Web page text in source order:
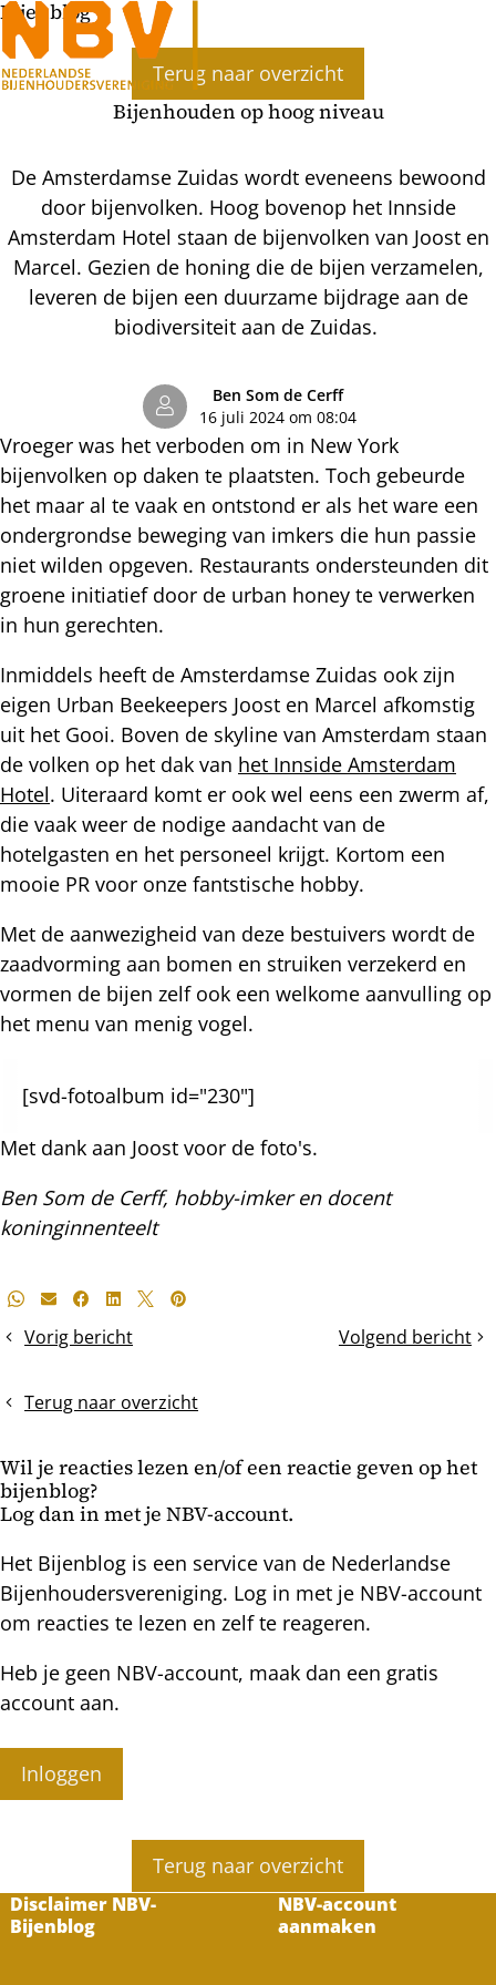
Bijenblog
Terug naar overzicht
Bijenhouden op hoog niveau
De Amsterdamse Zuidas wordt eveneens bewoond
door bijenvolken. Hoog bovenop het Innside
Amsterdam Hotel staan de bijenvolken van Joost en
Marcel. Gezien de honing die de bijen verzamelen,
leveren de bijen een duurzame bijdrage aan de
biodiversiteit aan de Zuidas.
Ben Som de Cerff
16 juli 2024 om 08:04
Vroeger was het verboden om in New York
bijenvolken op daken te plaatsten. Toch gebeurde
het maar al te vaak en ontstond er als het ware een
ondergrondse beweging van imkers die hun passie
niet wilden opgeven. Restaurants ondersteunden dit
groene initiatief door de urban honey te verwerken
in hun gerechten.
Inmiddels heeft de Amsterdamse Zuidas ook zijn
eigen Urban Beekeepers Joost en Marcel afkomstig
uit het Gooi. Boven de skyline van Amsterdam staan
de volken op het dak van het Innside Amsterdam
Hotel. Uiteraard komt er ook wel eens een zwerm af,
die vaak weer de nodige aandacht van de
hotelgasten en het personeel krijgt. Kortom een
mooie PR voor onze fantstische hobby.
Met de aanwezigheid van deze bestuivers wordt de
zaadvorming aan bomen en struiken verzekerd en
vormen de bijen zelf ook een welkome aanvulling op
het menu van menig vogel.
[svd-fotoalbum id="230"]
Met dank aan Joost voor de foto's.
Ben Som de Cerff, hobby-imker en docent
koninginnenteelt
Deel
bericht
Whatsapp
E-mailFacebook
LinkedIn
X Pinterest
Vorig bericht
Inwintering
eigen
Volgend bericht
Varroa
Terug naar overzicht
Wil je reacties lezen en/of een reactie geven op het
bijenblog?
Log dan in met je NBV-account.
Het Bijenblog is een service van de Nederlandse
Bijenhoudersvereniging. Log in met je NBV-account
om reacties te lezen en zelf te reageren.
Heb je geen NBV-account, maak dan een gratis
account aan.
Inloggen
Terug naar overzicht
Disclaimer NBV-
Bijenblog
NBV-account
aanmaken